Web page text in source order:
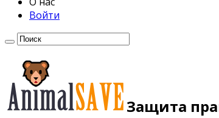
Войти
Защита